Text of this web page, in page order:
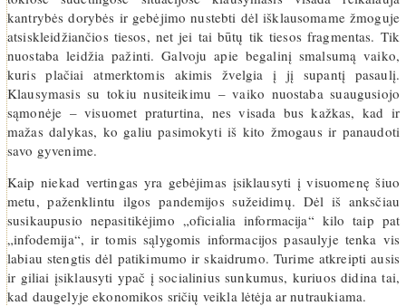
kantrybės dorybės ir gebėjimo nustebti dėl išklausomame žmoguje
atsiskleidžiančios tiesos, net jei tai būtų tik tiesos fragmentas. Tik
nuostaba leidžia pažinti. Galvoju apie begalinį smalsumą vaiko,
kuris plačiai atmerktomis akimis žvelgia į jį supantį pasaulį.
Klausymasis su tokiu nusiteikimu – vaiko nuostaba suaugusiojo
sąmonėje – visuomet praturtina, nes visada bus kažkas, kad ir
mažas dalykas, ko galiu pasimokyti iš kito žmogaus ir panaudoti
savo gyvenime.
Kaip niekad vertingas yra gebėjimas įsiklausyti į visuomenę šiuo
metu, paženklintu ilgos pandemijos sužeidimų. Dėl iš anksčiau
susikaupusio nepasitikėjimo „oficialia informacija“ kilo taip pat
„infodemija“, ir tomis sąlygomis informacijos pasaulyje tenka vis
labiau stengtis dėl patikimumo ir skaidrumo. Turime atkreipti ausis
ir giliai įsiklausyti ypač į socialinius sunkumus, kuriuos didina tai,
kad daugelyje ekonomikos sričių veikla lėtėja ar nutraukiama.